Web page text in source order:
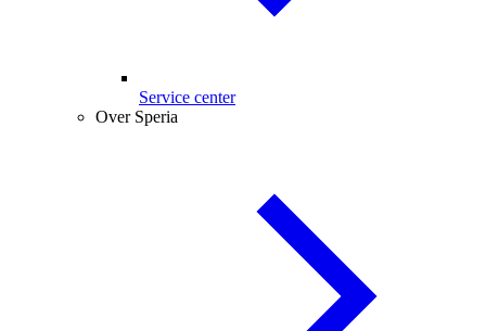
Service center
Over Speria